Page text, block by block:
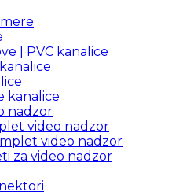
| PVC kanalice
kanalice
nadzor
video nadzor
video nadzor
za video nadzor